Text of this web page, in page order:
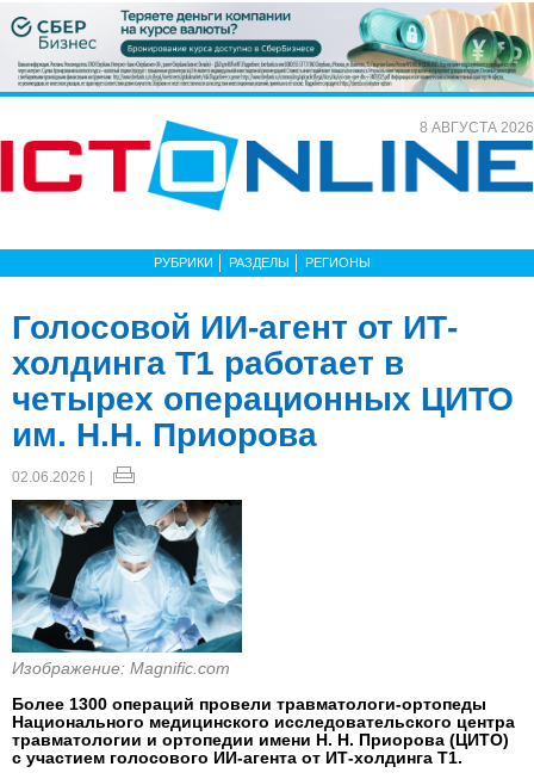
8 АВГУСТА 2026
РУБРИКИ РАЗДЕЛЫ РЕГИОНЫ
Голосовой ИИ-агент от ИТ-
холдинга Т1 работает в
четырех операционных ЦИТО
им. Н.Н. Приорова
02.06.2026 |
Изображение: Magnific.com
Более 1300 операций провели травматологи-ортопеды
Национального медицинского исследовательского центра
травматологии и ортопедии имени Н. Н. Приорова (ЦИТО)
с участием голосового ИИ-агента от ИТ-холдинга Т1.